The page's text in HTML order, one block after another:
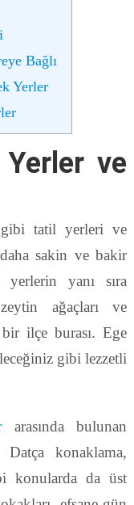
Bağlı
Yerler
ve
gibi tatil yerleri ve
sakin ve bakir
yanı sıra
ağaçları ve
ilçe burası. Ege
gibi lezzetli
arasında bulunan
konaklama,
konularda da üst